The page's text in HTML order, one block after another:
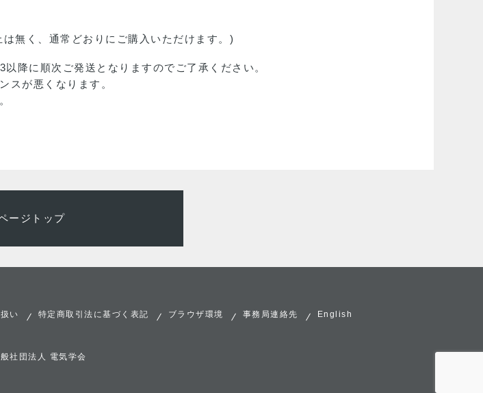
無く、通常どおりにご購入いただけます。)
降に順次ご発送となりますのでご了承ください。
スが悪くなります。
ージトップ
い 特定商取引法に基づく表記 ブラウザ環境 事務局連絡先 English
社団法人 電気学会